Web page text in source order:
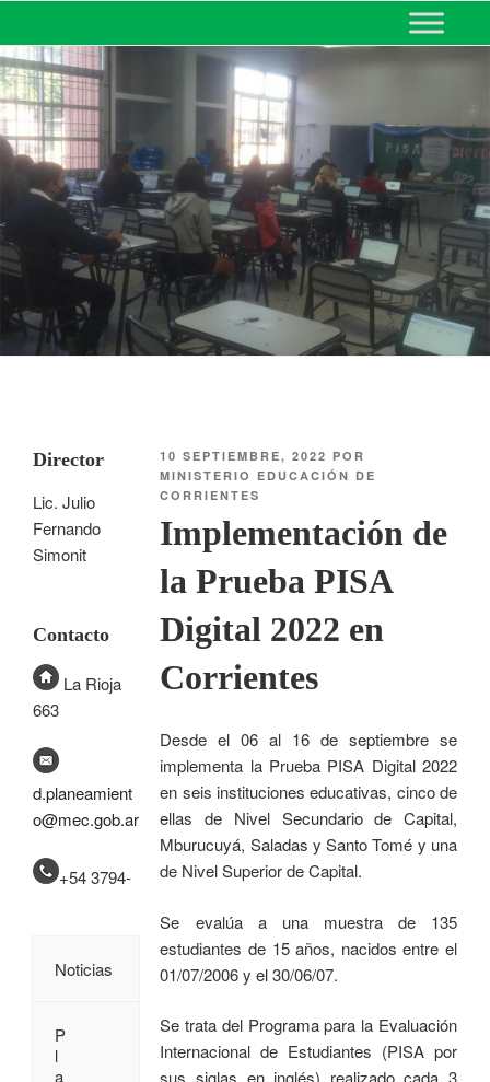
MINISTERIO DE EDUCACIÓN
DE CORRIENTES
10 SEPTIEMBRE, 2022 POR
MINISTERIO EDUCACIÓN DE
CORRIENTES
Implementación de
la Prueba PISA
Digital 2022 en
Corrientes
Desde el 06 al 16 de septiembre se
implementa la Prueba PISA Digital 2022
en seis instituciones educativas, cinco de
ellas de Nivel Secundario de Capital,
Mburucuyá, Saladas y Santo Tomé y una
de Nivel Superior de Capital.
Se evalúa a una muestra de 135
estudiantes de 15 años, nacidos entre el
01/07/2006 y el 30/06/07.
Se trata del Programa para la Evaluación
Internacional de Estudiantes (PISA por
sus siglas en inglés) realizado cada 3
Director
Lic. Julio
Fernando
Simonit
Contacto
La Rioja
663
d.planeamient
o@mec.gob.ar
+54 3794-
Noticias
P
l
a